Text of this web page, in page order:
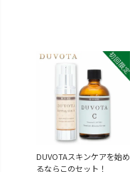
DUVOTAスキンケアを始め
るならこのセット！